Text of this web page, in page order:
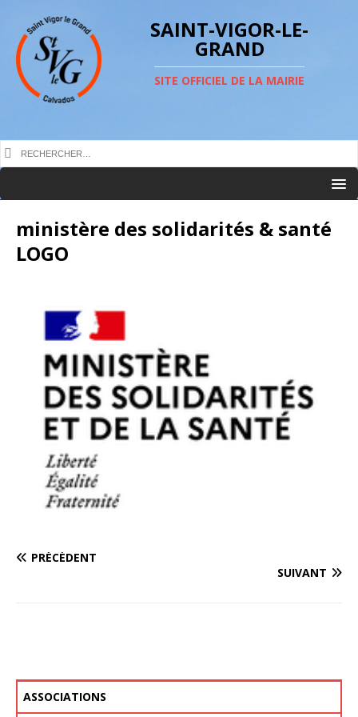
SAINT-VIGOR-LE-
GRAND
SITE OFFICIEL DE LA MAIRIE
ministère des solidarités & santé
LOGO
PRÉCÉDENT
SUIVANT
ASSOCIATIONS